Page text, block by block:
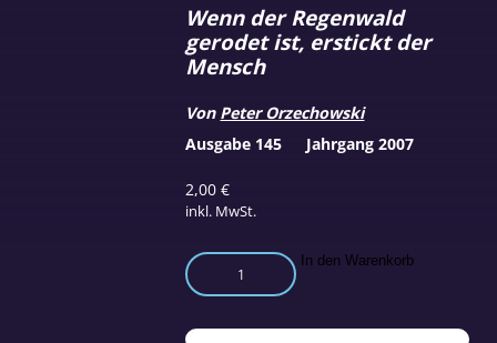
2,00€
inkl. MwSt.
Wenn der Regenwald
gerodet ist, erstickt der
Mensch
Von Peter Orzechowski
Die
Lungen
Krebs
In den Warenkorb
Ausgabe 145 Jahrgang 2007